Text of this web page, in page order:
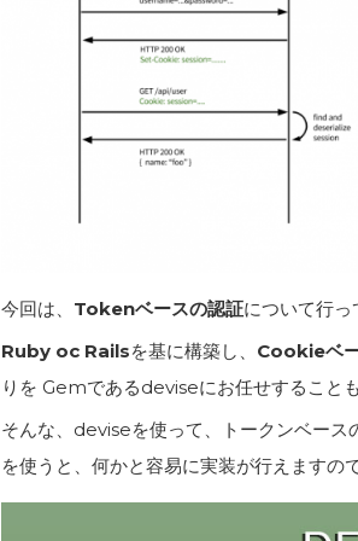
今回は、 Tokenベースの認証について行
Ruby oc Railsを基に構築し、 Cookieベ
りを Gemであるdeviseにお任せすること
そんな、deviseを使って、トークンベース
を使うと、何かと容易に実装が行えますの